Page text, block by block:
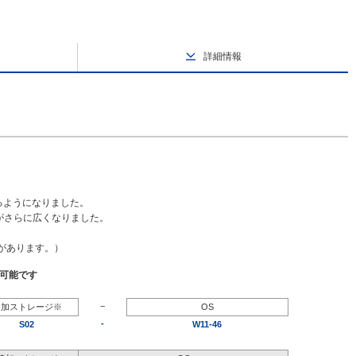
詳細情報
うになりました。
らに広くなりました。
ります。）
能です
ストレージ※ −
OS
S02
- W11-46